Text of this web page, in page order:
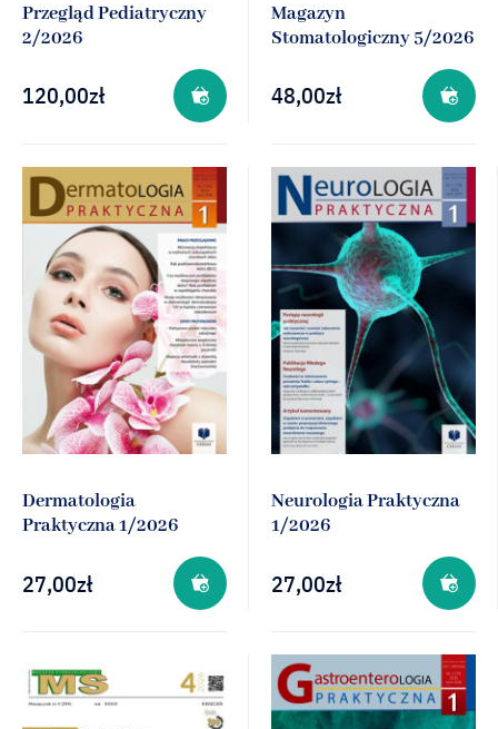
Przegląd Pediatryczny
2/2026
120,00zł
Magazyn
Stomatologiczny 5/2026
48,00zł
Dermatologia
Praktyczna 1/2026
27,00zł
Neurologia Praktyczna
1/2026
27,00zł